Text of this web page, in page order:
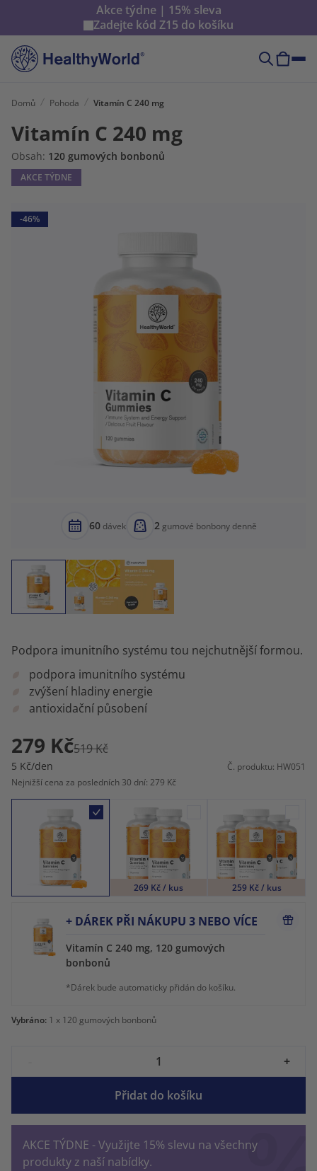
Akce týdne | 15% sleva
Zadejte kód Z15 do košíku
Domů Pohoda Vitamín C 240 mg
Vitamín C 240 mg
Obsah: 120 gumových bonbonů
AKCE TÝDNE
-46%
60dávek 2gumové bonbony denně
Podpora imunitního systému tou nejchutnější formou.
podpora imunitního systému
zvýšení hladiny energie
antioxidační působení
279 Kč519 Kč
5 Kč/den
Č. produktu: HW051
Nejnižší cena za posledních 30 dní: 279 Kč
269 Kč / kus 259 Kč / kus
+ DÁREK PŘI NÁKUPU 3 NEBO VÍCE
Vitamín C 240 mg, 120 gumových
bonbonů
*Dárek bude automaticky přidán do košíku.
Vybráno: 1 x 120 gumových bonbonů
+
Přidat do košíku
AKCE TÝDNE - Využijte 15% slevu na všechny
produkty z naší nabídky.